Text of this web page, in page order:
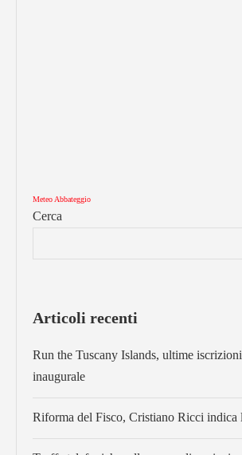
Meteo Abbateggio
Cerca
Articoli recenti
Run the Tuscany Islands, ultime
inaugurale
Riforma del Fisco, Cristiano Ricci indica